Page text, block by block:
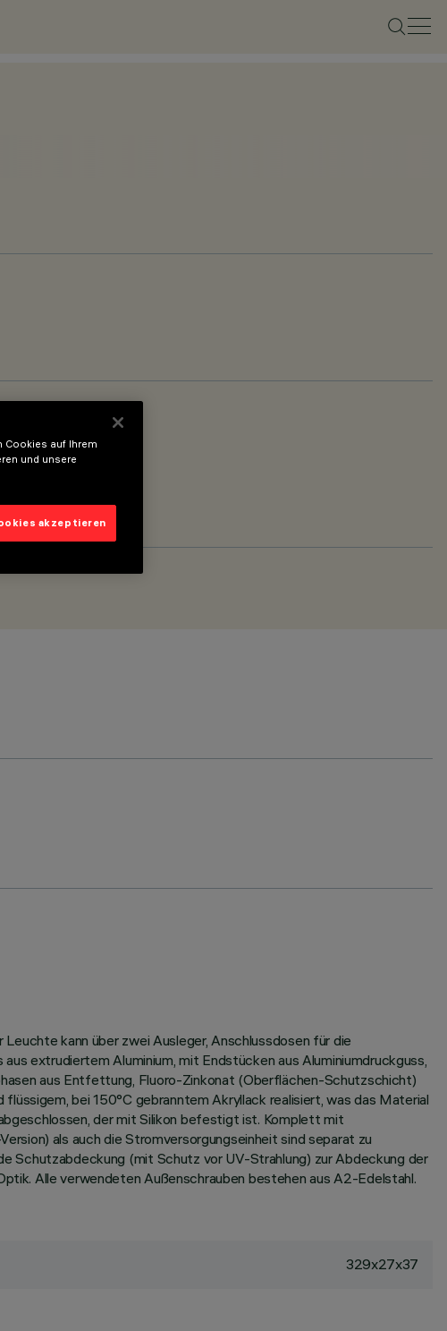
kann über zwei Ausleger, Anschlussdosen für die
extrudiertem Aluminium, mit Endstücken aus Aluminiumdruckguss,
aus Entfettung, Fluoro-Zinkonat (Oberflächen-Schutzschicht)
bei 150°C gebranntem Akryllack realisiert, was das Material
der mit Silikon befestigt ist. Komplett mit
als auch die Stromversorgungseinheit sind separat zu
Schutzabdeckung (mit Schutz vor UV-Strahlung) zur Abdeckung der
Alle verwendeten Außenschrauben bestehen aus A2-Edelstahl.
329x27x37
Cookies auf Ihrem
und unsere
akzeptieren